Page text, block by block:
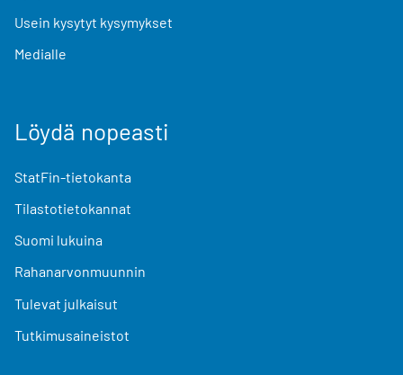
Usein kysytyt kysymykset
Medialle
Löydä nopeasti
StatFin-tietokanta
Tilastotietokannat
Suomi lukuina
Rahanarvonmuunnin
Tulevat julkaisut
Tutkimusaineistot